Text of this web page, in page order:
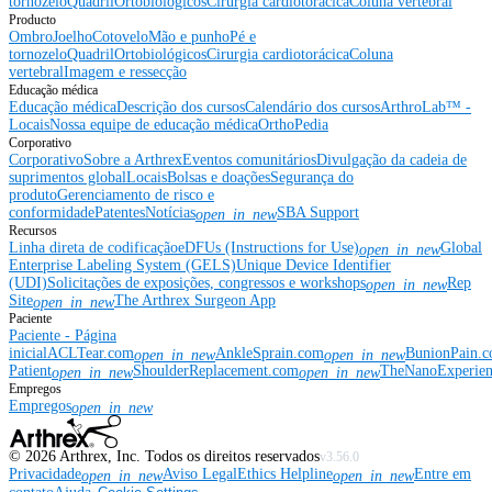
Producto
OmbroJoelhoCotoveloMão e punhoPé e
tornozeloQuadrilOrtobiológicosCirurgia cardiotorácicaColuna
vertebralImagem e ressecção
Educação médica
Educação médicaDescrição dos cursosCalendário dos cursosArthroLab™ -
LocaisNossa equipe de educação médicaOrthoPedia
Corporativo
CorporativoSobre a ArthrexEventos comunitáriosDivulgação da cadeia de
suprimentos globalLocaisBolsas e doaçõesSegurança do
produtoGerenciamento de risco e
conformidadePatentesNotíciasopen_in_newSBA Support
Recursos
Linha direta de codificaçãoeDFUs (Instructions for Use)open_in_newGlobal
Enterprise Labeling System (GELS)Unique Device Identifier
(UDI)Solicitações de exposições, congressos e workshopsopen_in_newRep
Siteopen_in_newThe Arthrex Surgeon App
Paciente
Paciente - Página
inicialACLTear.comopen_in_newAnkleSprain.comopen_in_new
Patientopen_in_newShoulderReplacement.comopen_in_new
Empregos
Empregosopen_in_new
© 2026 Arthrex, Inc. Todos os direitos reservadosv3.56.0
Privacidadeopen_in_newAviso LegalEthics Helplineopen_in_newEntre em